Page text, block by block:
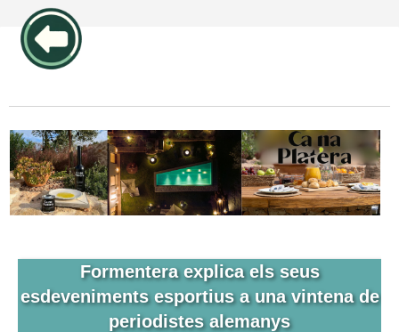
Formentera explica els seus
esdeveniments esportius a una vintena de
periodistes alemanys